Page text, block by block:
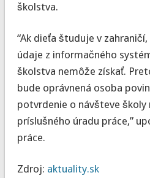
školstva.
“Ak dieťa študuje v
údaje z informačného
školstva nemôže získať.
bude oprávnená osoba
potvrdenie o návšteve školy
príslušného úradu práce,”
práce.
Zdroj: aktuality.sk